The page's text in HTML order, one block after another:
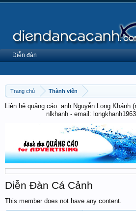
Trang chủ Thành viên
Liên hệ quảng cáo: anh Nguyễn Long Khánh
nlkhanh - email:
Diễn Đàn Cá Cảnh
This member does not have any content.
Diễn đàn